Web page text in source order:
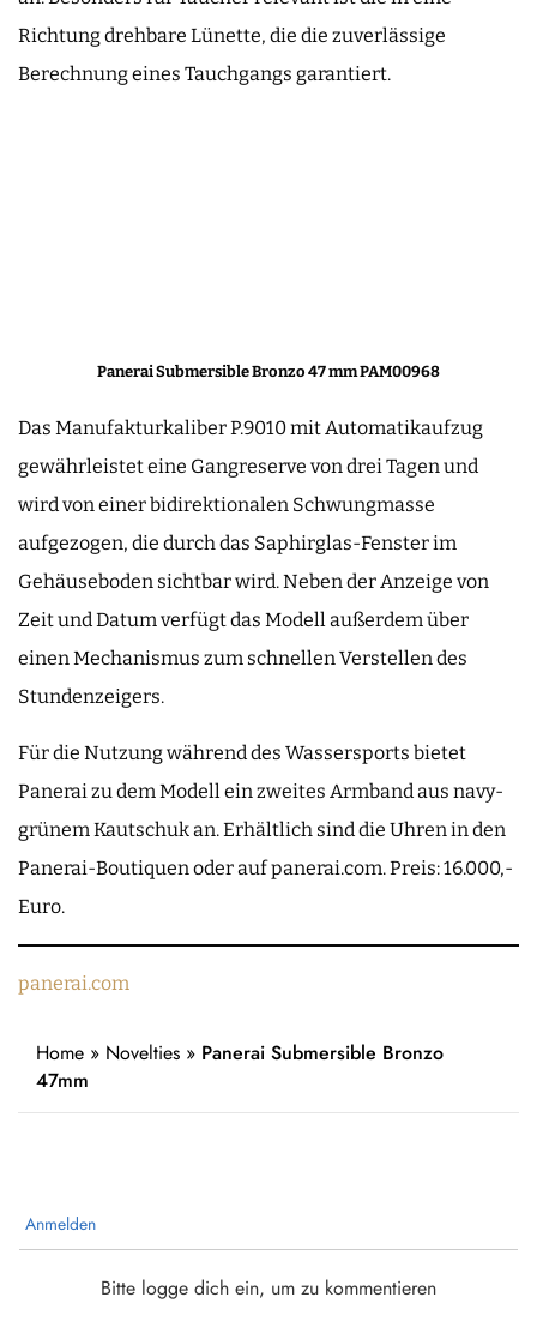
Richtung drehbare Lünette, die die zuverlässige
Berechnung eines Tauchgangs garantiert.
Panerai Submersible Bronzo 47 mm PAM00968
Das Manufakturkaliber P.9010 mit Automatikaufzug
gewährleistet eine Gangreserve von drei Tagen und
wird von einer bidirektionalen Schwungmasse
aufgezogen, die durch das Saphirglas-Fenster im
Gehäuseboden sichtbar wird. Neben der Anzeige von
Zeit und Datum verfügt das Modell außerdem über
einen Mechanismus zum schnellen Verstellen des
Stundenzeigers.
Für die Nutzung während des Wassersports bietet
Panerai zu dem Modell ein zweites Armband aus navy-
grünem Kautschuk an. Erhältlich sind die Uhren in den
Panerai-Boutiquen oder auf panerai.com. Preis: 16.000,-
Euro.
panerai.com
Home » Novelties » Panerai Submersible Bronzo
47mm
Anmelden
Bitte logge dich ein, um zu kommentieren